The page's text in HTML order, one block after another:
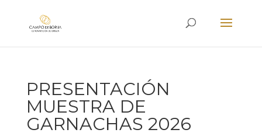
PRESENTACIÓN
MUESTRA DE
GARNACHAS 2026